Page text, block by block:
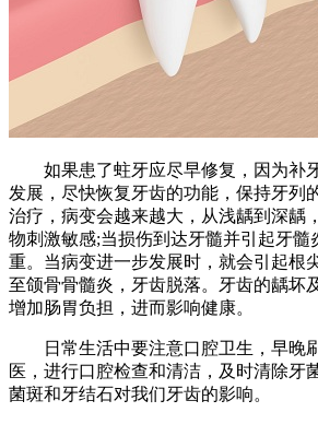
如果患了蛀牙应尽早修复，因为补
发展，尽快恢复牙齿的功能，保持牙列
治疗，病变会越来越大，从浅龋到深龋
物刺激敏感;当损伤到达牙髓并引起牙髓
重。当病变进一步发展时，就会引起根
至颌骨骨髓炎，牙齿脱落。牙齿的龋坏
增加肠胃负担，进而影响健康。
日常生活中要注意口腔卫生，早晚
医，进行口腔检查和清洁，及时清除牙
菌斑和牙结石对我们牙齿的影响。